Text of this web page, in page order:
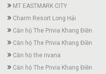
MT EASTMARK CITY
Charm Resort Long Hải
Căn hộ The Privia Khang Điền
Căn hộ The Privia Khang Điền
Căn hộ the rivana
Căn hộ The Privia Khang Điền